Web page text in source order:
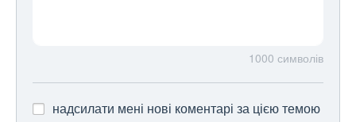
1000 символів
надсилати мені нові коментарі за цією темою